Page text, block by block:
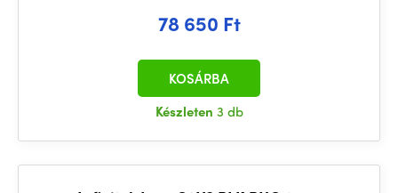
78 650 Ft
Készleten 3 db
KOSÁRBA